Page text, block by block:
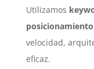
Utilizamos
velocidad,
eficaz.